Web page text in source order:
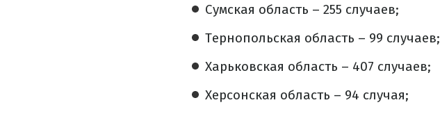
Сумская область – 255 случаев;
Тернопольская область – 99 случаев;
Харьковская область – 407 случаев;
Херсонская область – 94 случая;